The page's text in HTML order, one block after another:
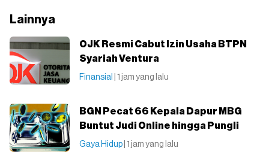
Lainnya
OJK Resmi Cabut Izin Usaha BTPN
Syariah Ventura
Finansial | 1 jam yang lalu
BGN Pecat 66 Kepala Dapur MBG
Buntut Judi Online hingga Pungli
Gaya Hidup | 1 jam yang lalu